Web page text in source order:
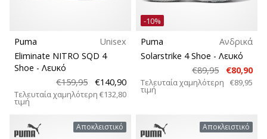
Puma
Unisex
Eliminate NITRO SQD 4
Shoe - Λευκό
€159,95
€140,90
Τελευταία χαμηλότερη
τιμή
€132,80
-10%
Puma
Ανδρικά
Solarstrike 4 Shoe - Λευκό
€89,95
€80,90
Τελευταία χαμηλότερη
τιμή
€89,95
Αποκλειστικό Αποκλειστικό